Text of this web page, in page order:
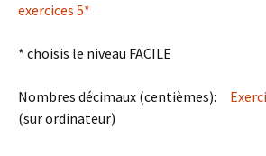
exercices 5*
* choisis le niveau FACILE
Nombres décimaux (centièmes):
(sur ordinateur)